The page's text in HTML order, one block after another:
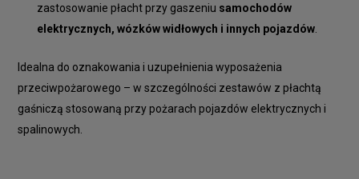
zastosowanie płacht przy gaszeniu samochodów
elektrycznych, wózków widłowych i innych pojazdów
Idealna do oznakowania i uzupełnienia wyposażenia
przeciwpożarowego – w szczególności zestawów z płachtą
gaśniczą stosowaną przy pożarach pojazdów elektrycznych i
spalinowych.